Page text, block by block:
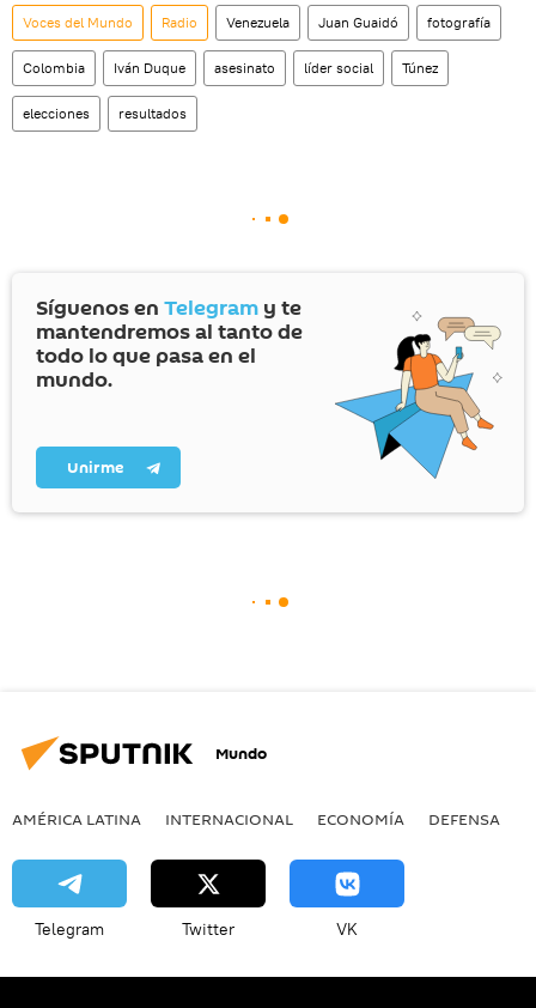
Voces del Mundo Radio Venezuela Juan Guaidó fotografía
Colombia Iván Duque asesinato líder social Túnez
elecciones resultados
Síguenos en Telegram y te
mantendremos al tanto de
todo lo que pasa en el
mundo.
Unirme
Mundo
AMÉRICA LATINA INTERNACIONAL ECONOMÍA DEFENSA
Telegram Twitter VK